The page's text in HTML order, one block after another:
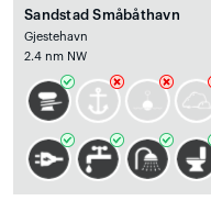
Sandstad Småbåthavn
Gjestehavn
2.4 nm NW